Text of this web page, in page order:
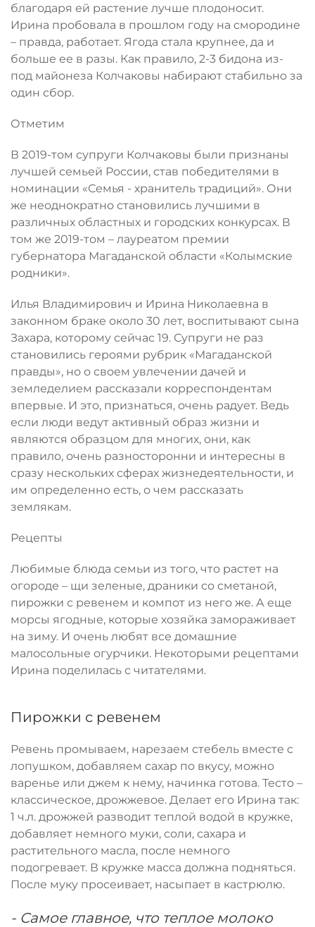
благодаря ей растение лучше плодоносит.
Ирина пробовала в прошлом году на смородине
– правда, работает. Ягода стала крупнее, да и
больше ее в разы. Как правило, 2-3 бидона из-
под майонеза Колчаковы набирают стабильно за
один сбор.
Отметим
В 2019-том супруги Колчаковы были признаны
лучшей семьей России, став победителями в
номинации «Семья - хранитель традиций». Они
же неоднократно становились лучшими в
различных областных и городских конкурсах. В
том же 2019-том – лауреатом премии
губернатора Магаданской области «Колымские
родники».
Илья Владимирович и Ирина Николаевна в
законном браке около 30 лет, воспитывают сына
Захара, которому сейчас 19. Супруги не раз
становились героями рубрик «Магаданской
правды», но о своем увлечении дачей и
земледелием рассказали корреспондентам
впервые. И это, признаться, очень радует. Ведь
если люди ведут активный образ жизни и
являются образцом для многих, они, как
правило, очень разносторонни и интересны в
сразу нескольких сферах жизнедеятельности, и
им определенно есть, о чем рассказать
землякам.
Рецепты
Любимые блюда семьи из того, что растет на
огороде – щи зеленые, драники со сметаной,
пирожки с ревенем и компот из него же. А еще
морсы ягодные, которые хозяйка замораживает
на зиму. И очень любят все домашние
малосольные огурчики. Некоторыми рецептами
Ирина поделилась с читателями.
Пирожки с ревенем
Ревень промываем, нарезаем стебель вместе с
лопушком, добавляем сахар по вкусу, можно
варенье или джем к нему, начинка готова. Тесто –
классическое, дрожжевое. Делает его Ирина так:
1 ч.л. дрожжей разводит теплой водой в кружке,
добавляет немного муки, соли, сахара и
растительного масла, после немного
подогревает. В кружке масса должна подняться.
После муку просеивает, насыпает в кастрюлю.
- Самое главное, что теплое молоко